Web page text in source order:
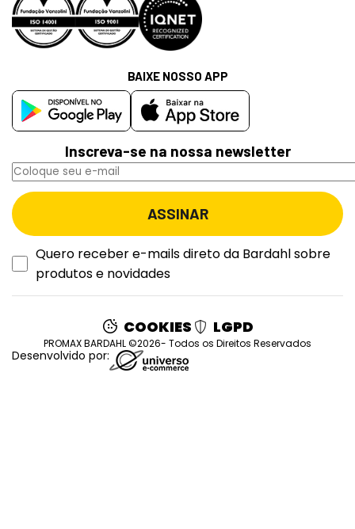
Inscreva-se na nossa newsletter
Quero receber e-mails direto da Bardahl sobre
produtos e novidades
BAIXE NOSSO APP
COOKIES LGPD
PROMAX BARDAHL ©2026- Todos os Direitos Reservados
Desenvolvido por: